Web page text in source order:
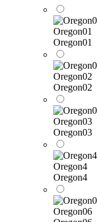
Oregon01
Oregon01
Oregon02
Oregon02
Oregon03
Oregon03
Oregon4
Oregon4
Oregon06